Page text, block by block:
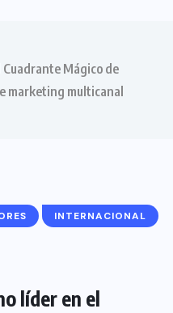
Mágico de
marketing multicanal
INTERNACIONAL
líder en el